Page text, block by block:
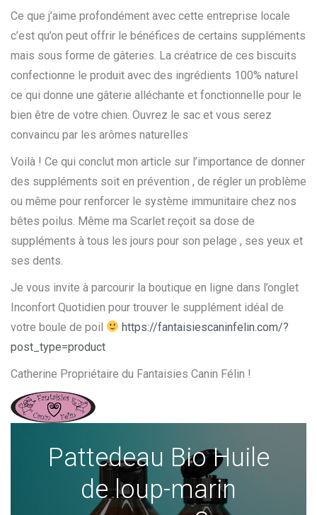
Ce que j’aime profondément avec cette entreprise locale
c’est qu’on peut offrir le bénéfices de certains suppléments
mais sous forme de gâteries. La créatrice de ces biscuits
confectionne le produit avec des ingrédients 100% naturel
ce qui donne une gâterie alléchante et fonctionnelle pour le
bien être de votre chien. Ouvrez le sac et vous serez
convaincu par les arômes naturelles
Voilà ! Ce qui conclut mon article sur l’importance de donner
des suppléments soit en prévention , de régler un problème
ou même pour renforcer le système immunitaire chez nos
bêtes poilus. Même ma Scarlet reçoit sa dose de
suppléments à tous les jours pour son pelage , ses yeux et
ses dents.
Je vous invite à parcourir la boutique en ligne dans l’onglet
Inconfort Quotidien pour trouver le supplément idéal de
votre boule de poil
https://fantaisiescaninfelin.com/?
post_type=product
Catherine Propriétaire du Fantaisies Canin Félin !
Pattedeau Bio Huile
de loup-marin